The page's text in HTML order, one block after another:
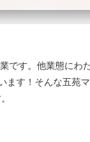
です。他業態にわ
ます！そんな五苑